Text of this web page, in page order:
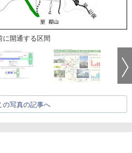
に開通する区間
の写真の記事へ